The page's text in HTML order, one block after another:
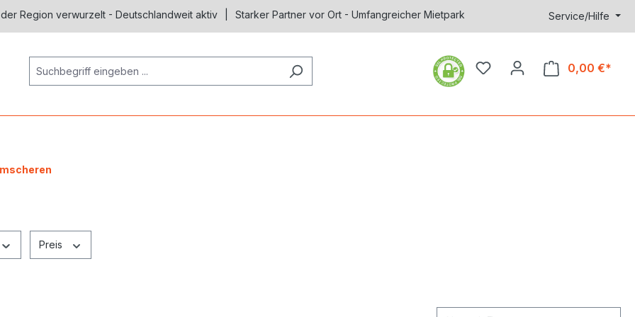
Region verwurzelt - Deutschlandweit aktiv Starker Partner vor Ort - Umfangreicher Mietpark Service/Hilfe
0,00 €*
Preis